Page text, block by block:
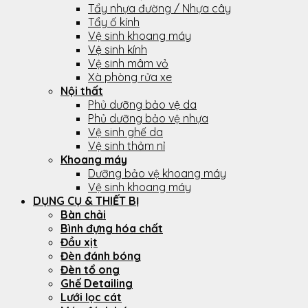
Tẩy nhựa đường / Nhựa cây
Tẩy ố kính
Vệ sinh khoang máy
Vệ sinh kính
Vệ sinh mâm vỏ
Xà phòng rửa xe
Nội thất
Phủ dưỡng bảo vệ da
Phủ dưỡng bảo vệ nhựa
Vệ sinh ghế da
Vệ sinh thảm nỉ
Khoang máy
Dưỡng bảo vệ khoang máy
Vệ sinh khoang máy
DỤNG CỤ & THIẾT BỊ
Bàn chải
Bình đựng hóa chất
Đầu xịt
Đèn đánh bóng
Đèn tổ ong
Ghế Detailing
Lưới lọc cát